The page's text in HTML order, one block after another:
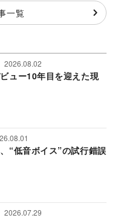
一覧
2026.08.02
ュー10年目を迎えた現
“低音ボイス”の試行錯誤
2026.07.29